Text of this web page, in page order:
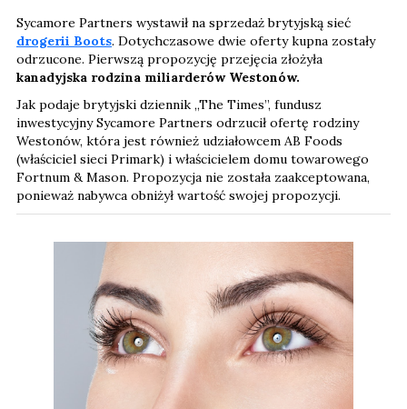
Sycamore Partners wystawił na sprzedaż brytyjską sieć
drogerii Boots. Dotychczasowe dwie oferty kupna zostały
odrzucone. Pierwszą propozycję przejęcia złożyła
kanadyjska rodzina miliarderów Westonów.
Jak podaje brytyjski dziennik „The Times”, fundusz
inwestycyjny Sycamore Partners odrzucił ofertę rodziny
Westonów, która jest również udziałowcem AB Foods
(właściciel sieci Primark) i właścicielem domu towarowego
Fortnum & Mason. Propozycja nie została zaakceptowana,
ponieważ nabywca obniżył wartość swojej propozycji.